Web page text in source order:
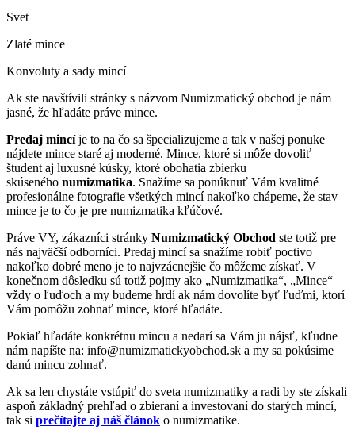
Svet
Zlaté mince
Konvoluty a sady mincí
Ak ste navštívili stránky s názvom Numizmatický obchod je nám
jasné, že hľadáte práve mince.
Predaj mincíje to na čo sa špecializujeme a tak v našej ponuke
nájdete mince staré aj moderné. Mince, ktoré si môže dovoliť
študent aj luxusné kúsky, ktoré obohatia zbierku
skúseného numizmatika. Snažíme sa ponúknuť Vám kvalitné
profesionálne fotografie všetkých mincí nakoľko chápeme, že stav
mince je to čo je pre numizmatika kľúčové.
Práve VY, zákazníci stránky Numizmatický Obchod ste totiž pre
nás najväčší odborníci. Predaj mincí sa snažíme robiť poctivo
nakoľko dobré meno je to najvzácnejšie čo môžeme získať. V
konečnom dôsledku sú totiž pojmy ako „Numizmatika“, „Mince“
vždy o ľuďoch a my budeme hrdí ak nám dovolíte byť ľuďmi, ktorí
Vám pomôžu zohnať mince, ktoré hľadáte.
Pokiaľ hľadáte konkrétnu mincu a nedarí sa Vám ju nájsť, kľudne
nám napíšte na: info@numizmatickyobchod.sk a my sa pokúsime
danú mincu zohnať.
Ak sa len chystáte vstúpiť do sveta numizmatiky a radi by ste získali
aspoň základný prehľad o zbieraní a investovaní do starých mincí,
tak si prečítajte aj náš článok o numizmatike.